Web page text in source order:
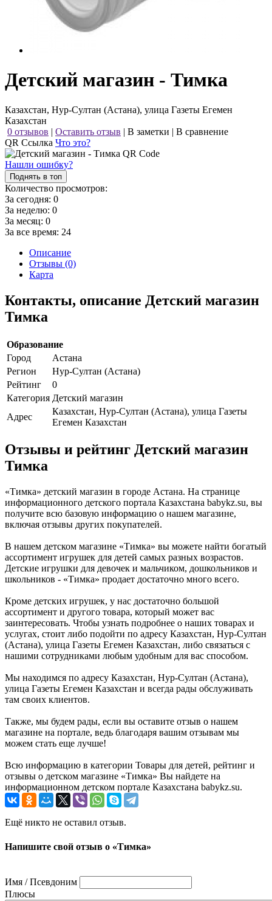
Детский магазин - Тимка
Казахстан, Нур-Султан (Астана), улица Газеты Егемен
Казахстан
0 отзывов | Оставить отзыв | В заметки | В сравнение
QR Ссылка Что это?
Нашли ошибку?
Поднять в топ
Количество просмотров:
За сегодня: 0
За неделю: 0
За месяц: 0
За все время: 24
Описание
Отзывы (0)
Карта
Контакты, описание Детский магазин
Тимка
Образование
Город
Астана
Регион
Нур-Султан (Астана)
Рейтинг
0
Категория Детский магазин
Адрес
Казахстан, Нур-Султан (Астана), улица Газеты
Егемен Казахстан
Отзывы и рейтинг Детский магазин
Тимка
«Тимка» детский магазин в городе Астана. На странице
информационного детского портала Казахстана babykz.su, вы
получите всю базовую информацию о нашем магазине,
включая отзывы других покупателей.
В нашем детском магазине «Тимка» вы можете найти богатый
ассортимент игрушек для детей самых разных возрастов.
Детские игрушки для девочек и мальчиком, дошкольников и
школьников - «Тимка» продает достаточно много всего.
Кроме детских игрушек, у нас достаточно большой
ассортимент и другого товара, который может вас
заинтересовать. Чтобы узнать подробнее о наших товарах и
услугах, стоит либо подойти по адресу Казахстан, Нур-Султан
(Астана), улица Газеты Егемен Казахстан, либо связаться с
нашими сотрудниками любым удобным для вас способом.
Мы находимся по адресу Казахстан, Нур-Султан (Астана),
улица Газеты Егемен Казахстан и всегда рады обслуживать
там своих клиентов.
Также, мы будем рады, если вы оставите отзыв о нашем
магазине на портале, ведь благодаря вашим отзывам мы
можем стать еще лучше!
Всю информацию в категории Товары для детей, рейтинг и
отзывы о детском магазине «Тимка» Вы найдете на
информационном детском портале Казахстана babykz.su.
Ещё никто не оставил отзыв.
Напишите свой отзыв о «Тимка»
Имя / Псевдоним
Плюсы